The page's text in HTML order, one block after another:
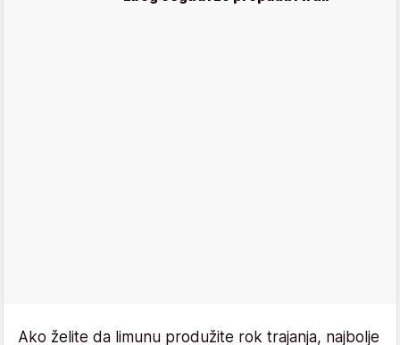
Ako želite da limunu produžite rok trajanja, najbolje